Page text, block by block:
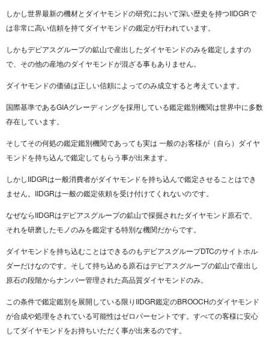
しかし世界最新の機材とダイヤモンドの研究において深い歴史を持つIIDGRで
は非常に高い信頼を持てダイヤモンドの鑑定が行われています。
しかもデビアスグループの鉱山で産出したダイヤモンドのみを鑑定しますの
で、その他の産地のダイヤモンドが混ざる事もありません。
ダイヤモンドの価値は正しい信頼によってのみ成立すると考えています。
国際基準であるGIAグレーディングを採用している鑑定鑑別機関は世界中に多数
存在しています。
そしてその何処の鑑定鑑別機関であっても実は 一般のお客様が（自ら）ダイヤ
モンドを持ち込んで鑑定してもらう事が出来ます。
しかしIIDGRは一般消費者がダイヤモンドを持ち込んで鑑定させることはでき
ません。IIDGRは一般の鑑定依頼を受け付けてくれないのです。
なぜならIIDGRはデビアスグループの鉱山で採掘されたダイヤモンド原石で、
それを研磨したモノのみを鑑定する特別な機関だからです。
ダイヤモンドを持ち込むことはできるのもデビアスグループDTCのサイトホル
ダーだけなのです。そして持ち込める原石はデビアスグループの鉱山で産出し
原石の段階からナンバー管理された高品質ダイヤモンドのみ。
この条件で鑑定鑑別を展開している限りIIDGR鑑定のBROOCHのダイヤモンド
が合成や処理をされている可能性はゼロパーセントです。すべての客様に安心
してダイヤモンドをお持ちいただく事が出来るのです。